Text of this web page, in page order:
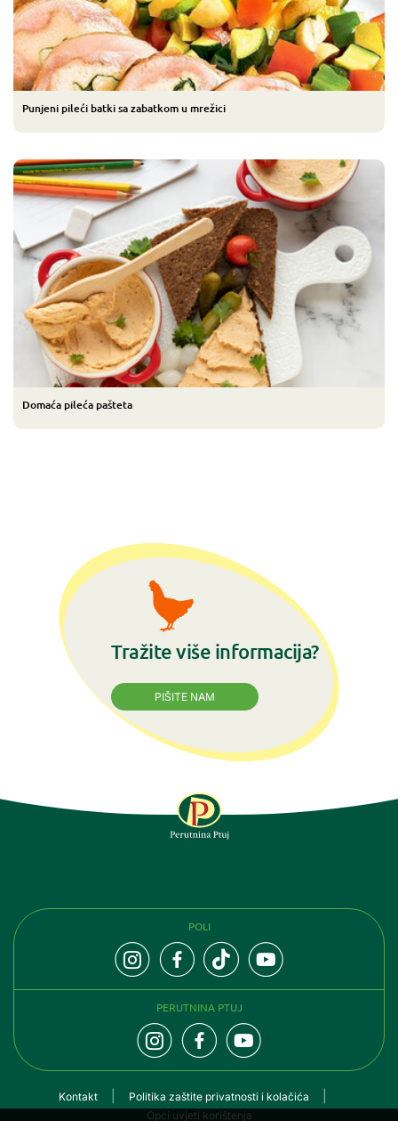
Punjeni pileći batki sa zabatkom u mrežici
Domaća pileća pašteta
Tražite više informacija?
PIŠITE NAM
POLI
PERUTNINA PTUJ
Kontakt
Politika zaštite privatnosti i kolačića
Opći uvjeti korištenja